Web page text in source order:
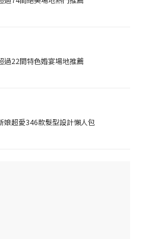
過22間特色婚宴場地推薦
娘超愛346款髮型設計懶人包